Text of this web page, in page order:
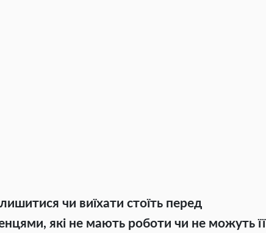
чи виїхати стоїть перед
які не мають роботи чи не можуть її